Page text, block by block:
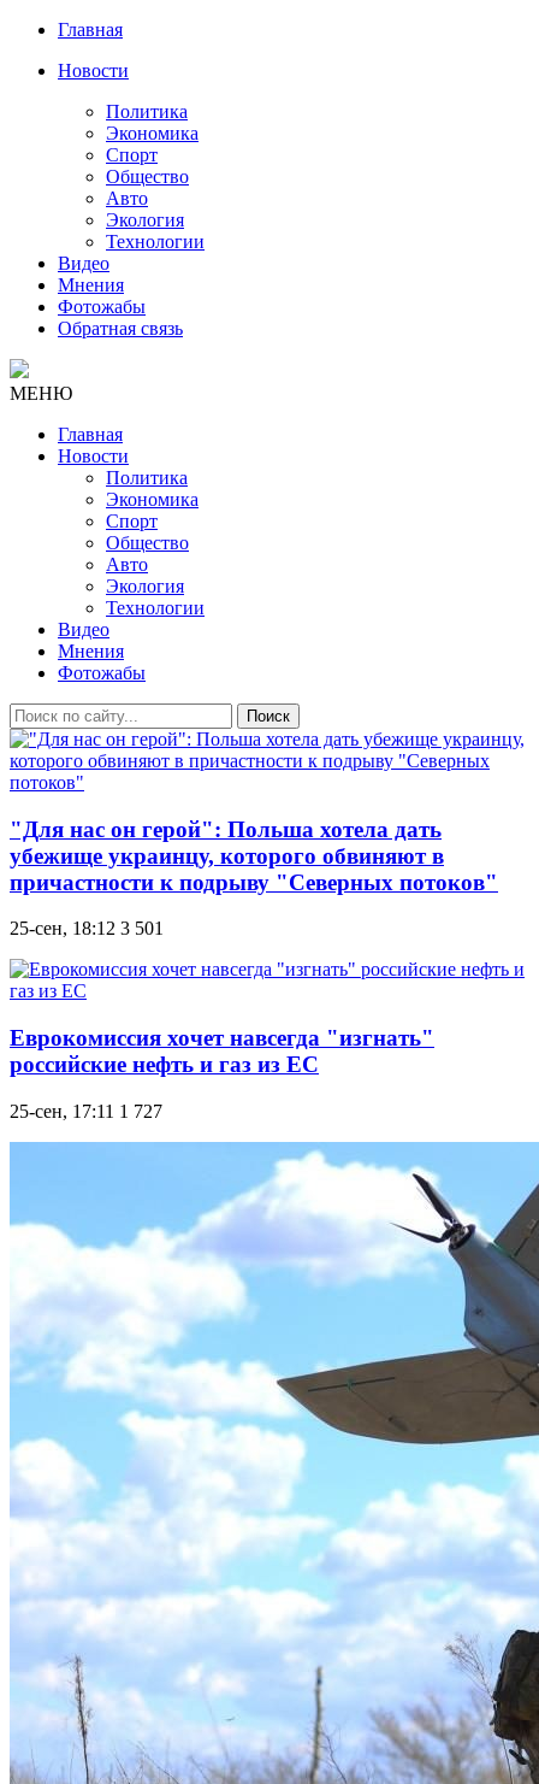
Главная
Новости
Политика
Экономика
Спорт
Общество
Авто
Экология
Технологии
Видео
Мнения
Фотожабы
Обратная связь
МЕНЮ
Главная
Новости
Политика
Экономика
Спорт
Общество
Авто
Экология
Технологии
Видео
Мнения
Фотожабы
Поиск
"Для нас он герой": Польша хотела дать
убежище украинцу, которого обвиняют в
причастности к подрыву "Северных потоков"
25-сен, 18:12 3 501
Еврокомиссия хочет навсегда "изгнать"
российские нефть и газ из ЕС
25-сен, 17:11 1 727